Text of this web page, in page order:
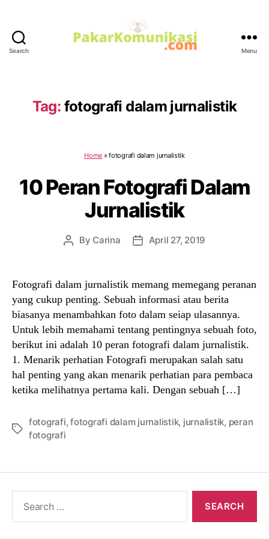
Search Menu
Tag: fotografi dalam jurnalistik
Home »fotografi dalam jurnalistik
10 Peran Fotografi Dalam
Jurnalistik
Post
By Carina
PostApril 27, 2019
Fotografi dalam jurnalistik memang memegang peranan
yang cukup penting. Sebuah informasi atau berita
biasanya menambahkan foto dalam seiap ulasannya.
Untuk lebih memahami tentang pentingnya sebuah foto,
berikut ini adalah 10 peran fotografi dalam jurnalistik.
1. Menarik perhatian Fotografi merupakan salah satu
hal penting yang akan menarik perhatian para pembaca
ketika melihatnya pertama kali. Dengan sebuah […]
Tags
fotografi,fotografi dalam jurnalistik, jurnalistik, peran
fotografi